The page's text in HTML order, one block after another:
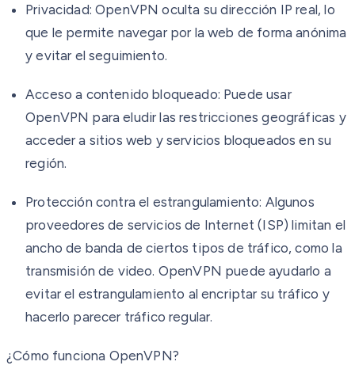
Privacidad: OpenVPN oculta su dirección IP real, lo
que le permite navegar por la web de forma anónima
y evitar el seguimiento.
Acceso a contenido bloqueado: Puede usar
OpenVPN para eludir las restricciones geográficas y
acceder a sitios web y servicios bloqueados en su
región.
Protección contra el estrangulamiento: Algunos
proveedores de servicios de Internet (ISP) limitan el
ancho de banda de ciertos tipos de tráfico, como la
transmisión de video. OpenVPN puede ayudarlo a
evitar el estrangulamiento al encriptar su tráfico y
hacerlo parecer tráfico regular.
¿Cómo funciona OpenVPN?